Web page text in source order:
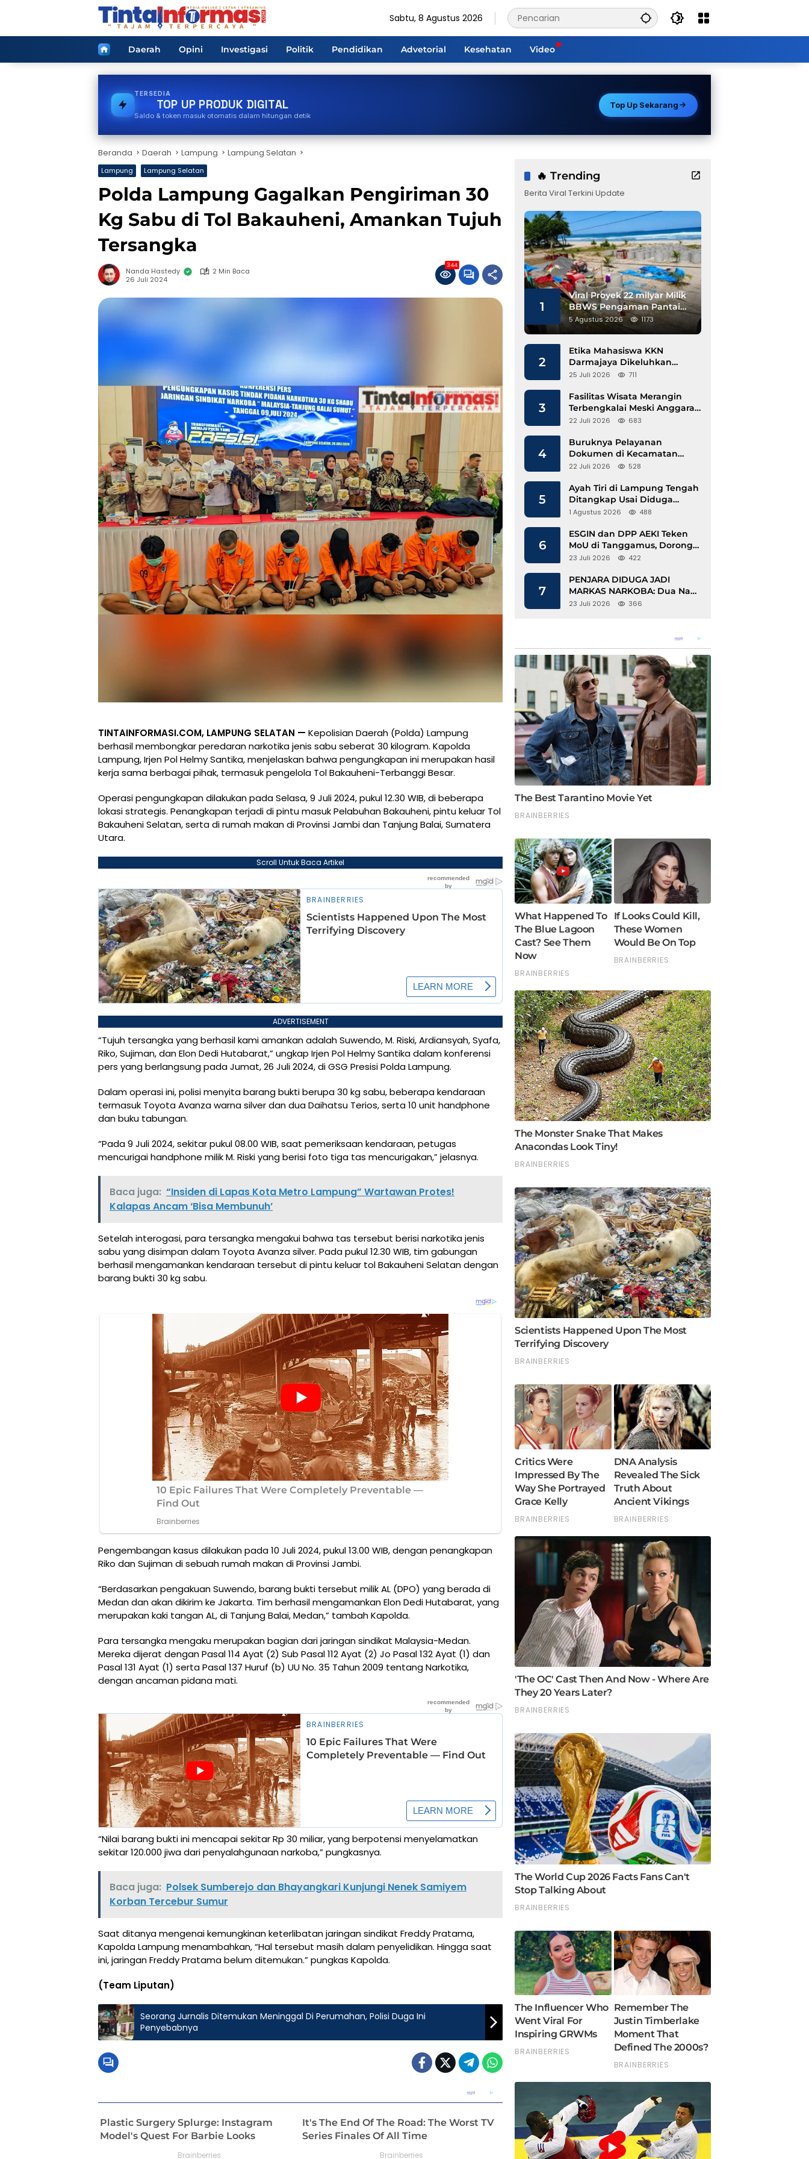
Sabtu, 8 Agustus 2026
HomeDaerah Opini Investigasi Politik Pendidikan Advetorial Kesehatan Video
TERSEDIA
TOP UP PRODUK DIGITAL
Saldo & token masuk otomatis dalam hitungan detik
Top Up Sekarang
Beranda Daerah Lampung Lampung Selatan
Lampung Lampung Selatan
Polda Lampung Gagalkan Pengiriman 30
Kg Sabu di Tol Bakauheni, Amankan Tujuh
Tersangka
Nanda Hastedy
2 Min Baca
26 Juli 2024
344
TINTAINFORMASI.COM, LAMPUNG SELATAN — Kepolisian Daerah (Polda) Lampung
berhasil membongkar peredaran narkotika jenis sabu seberat 30 kilogram. Kapolda
Lampung, Irjen Pol Helmy Santika, menjelaskan bahwa pengungkapan ini merupakan hasil
kerja sama berbagai pihak, termasuk pengelola Tol Bakauheni-Terbanggi Besar.
Operasi pengungkapan dilakukan pada Selasa, 9 Juli 2024, pukul 12.30 WIB, di beberapa
lokasi strategis. Penangkapan terjadi di pintu masuk Pelabuhan Bakauheni, pintu keluar Tol
Bakauheni Selatan, serta di rumah makan di Provinsi Jambi dan Tanjung Balai, Sumatera
Utara.
Scroll Untuk Baca Artikel
ADVERTISEMENT
“Tujuh tersangka yang berhasil kami amankan adalah Suwendo, M. Riski, Ardiansyah, Syafa,
Riko, Sujiman, dan Elon Dedi Hutabarat,” ungkap Irjen Pol Helmy Santika dalam konferensi
pers yang berlangsung pada Jumat, 26 Juli 2024, di GSG Presisi Polda Lampung.
Dalam operasi ini, polisi menyita barang bukti berupa 30 kg sabu, beberapa kendaraan
termasuk Toyota Avanza warna silver dan dua Daihatsu Terios, serta 10 unit handphone
dan buku tabungan.
“Pada 9 Juli 2024, sekitar pukul 08.00 WIB, saat pemeriksaan kendaraan, petugas
mencurigai handphone milik M. Riski yang berisi foto tiga tas mencurigakan,” jelasnya.
Baca juga: “Insiden di Lapas Kota Metro Lampung” Wartawan Protes!
Kalapas Ancam ‘Bisa Membunuh’
Setelah interogasi, para tersangka mengakui bahwa tas tersebut berisi narkotika jenis
sabu yang disimpan dalam Toyota Avanza silver. Pada pukul 12.30 WIB, tim gabungan
berhasil mengamankan kendaraan tersebut di pintu keluar tol Bakauheni Selatan dengan
barang bukti 30 kg sabu.
Pengembangan kasus dilakukan pada 10 Juli 2024, pukul 13.00 WIB, dengan penangkapan
Riko dan Sujiman di sebuah rumah makan di Provinsi Jambi.
“Berdasarkan pengakuan Suwendo, barang bukti tersebut milik AL (DPO) yang berada di
Medan dan akan dikirim ke Jakarta. Tim berhasil mengamankan Elon Dedi Hutabarat, yang
merupakan kaki tangan AL, di Tanjung Balai, Medan,” tambah Kapolda.
Para tersangka mengaku merupakan bagian dari jaringan sindikat Malaysia-Medan.
Mereka dijerat dengan Pasal 114 Ayat (2) Sub Pasal 112 Ayat (2) Jo Pasal 132 Ayat (1) dan
Pasal 131 Ayat (1) serta Pasal 137 Huruf (b) UU No. 35 Tahun 2009 tentang Narkotika,
dengan ancaman pidana mati.
“Nilai barang bukti ini mencapai sekitar Rp 30 miliar, yang berpotensi menyelamatkan
sekitar 120.000 jiwa dari penyalahgunaan narkoba,” pungkasnya.
Baca juga: Polsek Sumberejo dan Bhayangkari Kunjungi Nenek Samiyem
Korban Tercebur Sumur
Saat ditanya mengenai kemungkinan keterlibatan jaringan sindikat Freddy Pratama,
Kapolda Lampung menambahkan, “Hal tersebut masih dalam penyelidikan. Hingga saat
ini, jaringan Freddy Pratama belum ditemukan.” pungkas Kapolda.
(Team Liputan)
Seorang Jurnalis Ditemukan Meninggal Di Perumahan, Polisi Duga Ini
Penyebabnya
🔥 Trending
Berita Viral Terkini Update
1
Viral Proyek 22 milyar Milik
BBWS Pengaman Pantai
Pesisir Barat Diduga
Gunakan Besi Banci
5 Agustus 2026 1173
2
Etika Mahasiswa KKN
Darmajaya Dikeluhkan
Kepala Pekon Sinar Jawa
25 Juli 2026 711
3
Fasilitas Wisata Merangin
Terbengkalai Meski Anggaran
Perawatan Terus Mengalir
22 Juli 2026 683
4
Buruknya Pelayanan
Dokumen di Kecamatan
Pangkalan Susu, Kinerja
22 Juli 2026 528
5
Ayah Tiri di Lampung Tengah
Ditangkap Usai Diduga
Hamili Anak di Bawah Umur
1 Agustus 2026 488
6
ESGIN dan DPP AEKI Teken
MoU di Tanggamus, Dorong
Ekonomi Hijau Berbasis Kopi
23 Juli 2026 422
7
PENJARA DIDUGA JADI
MARKAS NARKOBA: Dua Napi
Rajabasa Bebas Gunakan HP,
23 Juli 2026 366